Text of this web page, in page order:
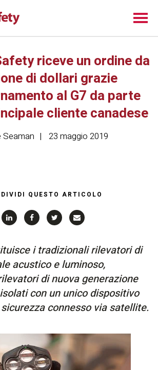
riceve un ordine da
di dollari grazie
al G7 da parte
cliente canadese
Seaman 23 maggio 2019
QUESTO ARTICOLO
i tradizionali rilevatori di
acustico e luminoso,
di nuova generazione
con un unico dispositivo
connesso via satellite.